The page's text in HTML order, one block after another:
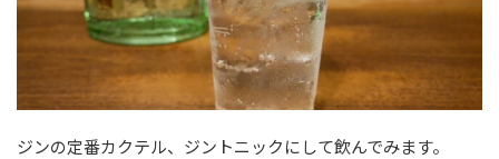
ジンの定番カクテル、ジントニックにして飲んでみます。